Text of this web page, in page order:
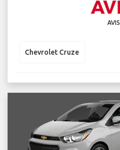
AVIS
Chevrolet Cruze